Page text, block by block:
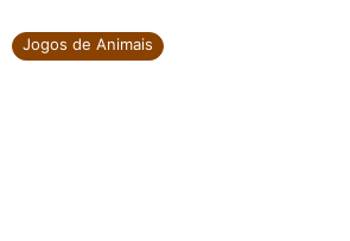
Jogos de Animais